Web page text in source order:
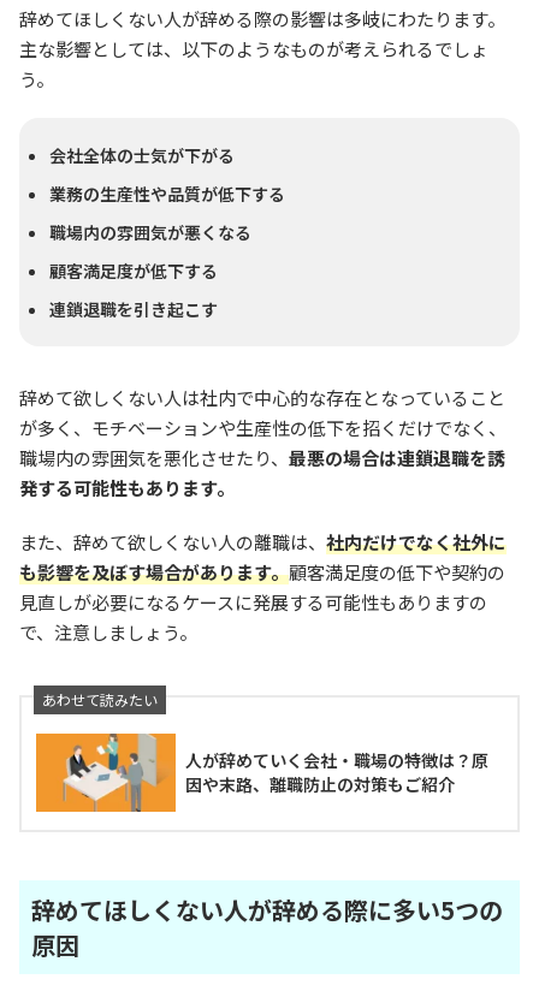
辞めてほしくない人が辞める際の影響は多岐にわたります。
主な影響としては、以下のようなものが考えられるでしょ
う。
会社全体の士気が下がる
業務の生産性や品質が低下する
職場内の雰囲気が悪くなる
顧客満足度が低下する
連鎖退職を引き起こす
辞めて欲しくない人は社内で中心的な存在となっていること
が多く、モチベーションや生産性の低下を招くだけでなく、
職場内の雰囲気を悪化させたり、 最悪の場合は連鎖退職を誘
発する可能性もあります。
また、辞めて欲しくない人の離職は、 社内だけでなく社外に
も影響を及ぼす場合があります。顧客満足度の低下や契約の
見直しが必要になるケースに発展する可能性もありますの
で、注意しましょう。
人が辞めていく会社・職場の特徴は？原
因や末路、離職防止の対策もご紹介
辞めてほしくない人が辞める際に多い5つの
原因